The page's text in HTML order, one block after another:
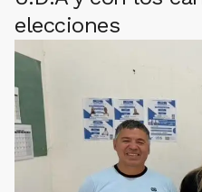
elecciones